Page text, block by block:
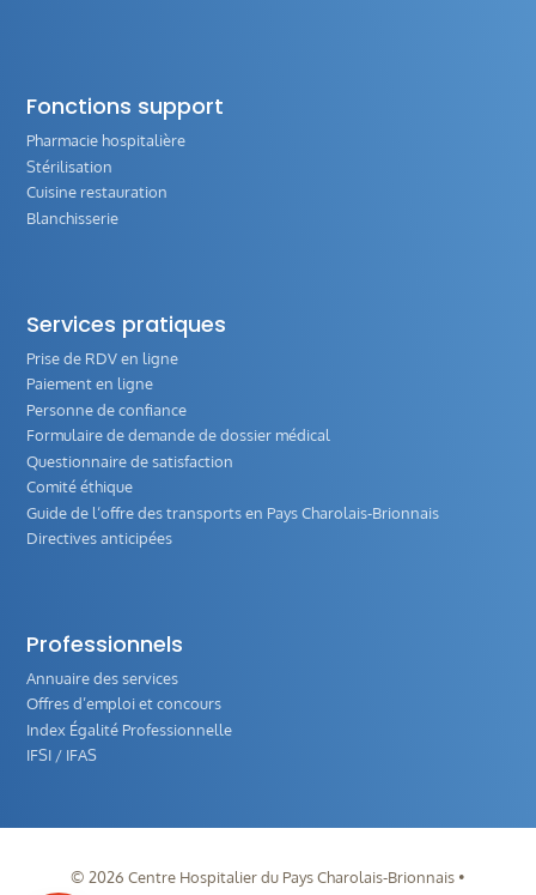
Fonctions support
Pharmacie hospitalière
Stérilisation
Cuisine restauration
Blanchisserie
Services pratiques
Prise de RDV en ligne
Paiement en ligne
Personne de confiance
Formulaire de demande de dossier médical
Questionnaire de satisfaction
Comité éthique
Guide de l‘offre des transports en Pays Charolais-Brionnais
Directives anticipées
Professionnels
Annuaire des services
Offres d’emploi et concours
Index Égalité Professionnelle
IFSI / IFAS
© 2026 Centre Hospitalier du Pays Charolais-Brionnais •